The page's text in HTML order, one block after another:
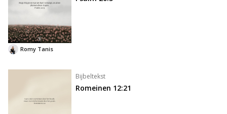
Romy Tanis
Bijbeltekst
Romeinen 12:21